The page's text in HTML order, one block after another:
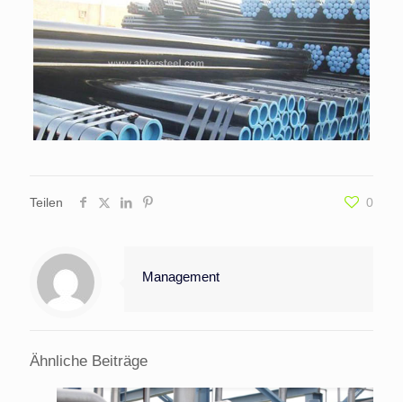
Teilen 0
Management
Ähnliche Beiträge